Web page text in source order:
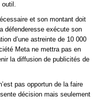
outil.
et son montant doit
défenderesse exécute son
d’une astreinte de 10 000
Meta ne mettra pas en
la diffusion de publicités de
pas opportun de la faire
décision mais seulement